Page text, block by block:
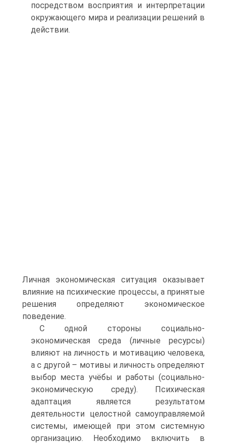
посредством восприятия и интерпретации
окружающего мира и реализации решений в
действии.
Личная экономическая ситуация оказывает
влияние на психические процессы, а принятые
решения определяют экономическое
поведение.
С одной стороны социально-
экономическая среда (личные ресурсы)
влияют на личность и мотивацию человека,
а с другой – мотивы и личность определяют
выбор места учёбы и работы (социально-
экономическую среду). Психическая
адаптация является результатом
деятельности целостной самоуправляемой
системы, имеющей при этом системную
организацию. Необходимо включить в